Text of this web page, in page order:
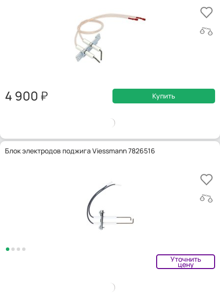
4 900 Купить
Блок электродов поджига Viessmann 7826516
Уточнить
цену